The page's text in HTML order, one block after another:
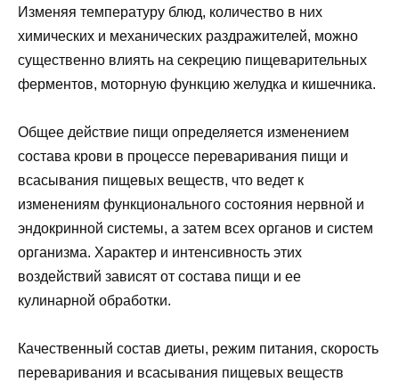
Изменяя температуру блюд, количество в них
химических и механических раздражителей, можно
существенно влиять на секрецию пищеварительных
ферментов, моторную функцию желудка и кишечника.
Общее действие пищи определяется изменением
состава крови в процессе переваривания пищи и
всасывания пищевых веществ, что ведет к
изменениям функционального состояния нервной и
эндокринной системы, а затем всех органов и систем
организма. Характер и интенсивность этих
воздействий зависят от состава пищи и ее
кулинарной обработки.
Качественный состав диеты, режим питания, скорость
переваривания и всасывания пищевых веществ